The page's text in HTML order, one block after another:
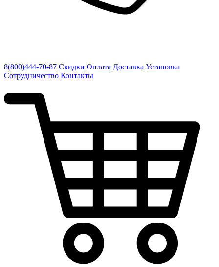
8(800)444-70-87 Скидки Оплата Доставка Установка
Сотрудничество Контакты